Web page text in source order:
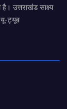
है। उत्तराखंड साक्ष्य
ट्यूब